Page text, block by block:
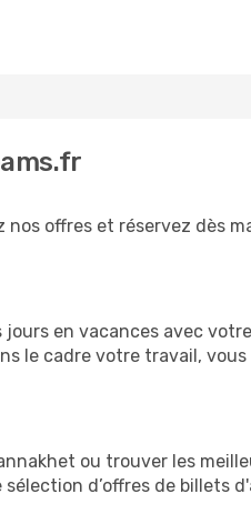
offres et réservez dès
en vacances avec
le cadre votre travail,
ou trouver les
d’offres de billets